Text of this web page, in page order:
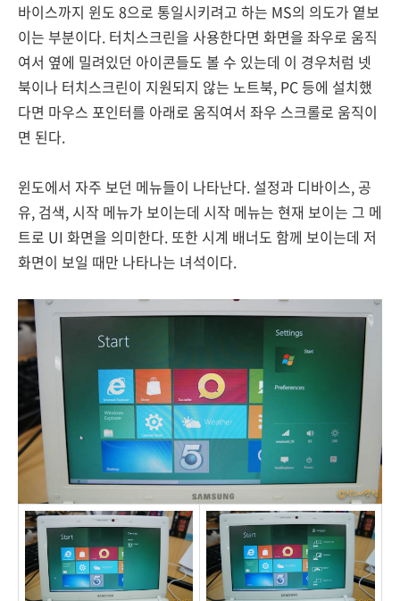
바이스까지 윈도 8으로 통일시키려고 하는 MS의 의도가 옅보
이는 부분이다. 터치스크린을 사용한다면 화면을 좌우로 움직
여서 옆에 밀려있던 아이콘들도 볼 수 있는데 이 경우처럼 넷
북이나 터치스크린이 지원되지 않는 노트북, PC 등에 설치했
다면 마우스 포인터를 아래로 움직여서 좌우 스크롤로 움직이
면 된다.
윈도에서 자주 보던 메뉴들이 나타난다. 설정과 디바이스, 공
유, 검색, 시작 메뉴가 보이는데 시작 메뉴는 현재 보이는 그 메
트로 UI 화면을 의미한다. 또한 시계 배너도 함께 보이는데 저
화면이 보일 때만 나타나는 녀석이다.